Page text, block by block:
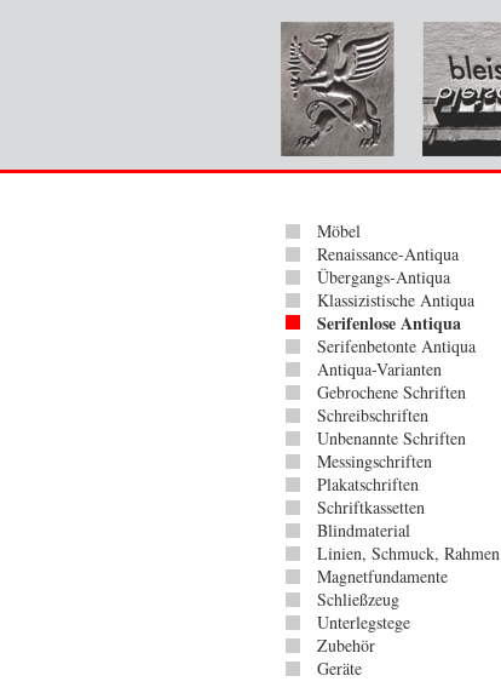
Möbel
Renaissance-Antiqua
Übergangs-Antiqua
Klassizistische Antiqua
Serifenlose Antiqua
Serifenbetonte Antiqua
Antiqua-Varianten
Gebrochene Schriften
Schreibschriften
Unbenannte Schriften
Messingschriften
Plakatschriften
Schriftkassetten
Blindmaterial
Linien, Schmuck, Rahmen
Magnetfundamente
Schließzeug
Unterlegstege
Zubehör
Geräte